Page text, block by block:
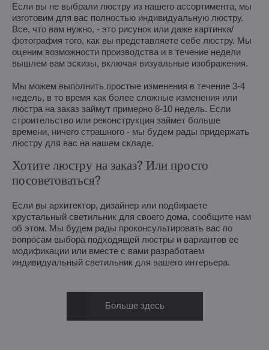
Если вы не выбрали люстру из нашего ассортимента, мы
изготовим для вас полностью индивидуальную люстру.
Все, что вам нужно, - это рисунок или даже картинка/
фотография того, как вы представляете себе люстру. Мы
оценим возможности производства и в течение недели
вышлем вам эскизы, включая визуальные изображения.
Мы можем выполнить простые изменения в течение 3-4
недель, в то время как более сложные изменения или
люстра на заказ займут примерно 8-10 недель. Если
строительство или реконструкция займет больше
времени, ничего страшного - мы будем рады придержать
люстру для вас на нашем складе.
Хотите люстру на заказ? Или просто
посоветоваться?
Если вы архитектор, дизайнер или подбираете
хрустальный светильник для своего дома, сообщите нам
об этом. Мы будем рады проконсультировать вас по
вопросам выбора подходящей люстры и вариантов ее
модификации или вместе с вами разработаем
индивидуальный светильник для вашего интерьера.
Больше здесь